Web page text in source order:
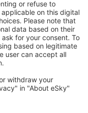
eSky Nutzern
in Sevierville
Myrtle Beach
in Nags Head